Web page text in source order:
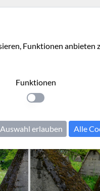
Funktionen anbieten
Funktionen
Einstellung anwenden
Auswahl erlauben Alle